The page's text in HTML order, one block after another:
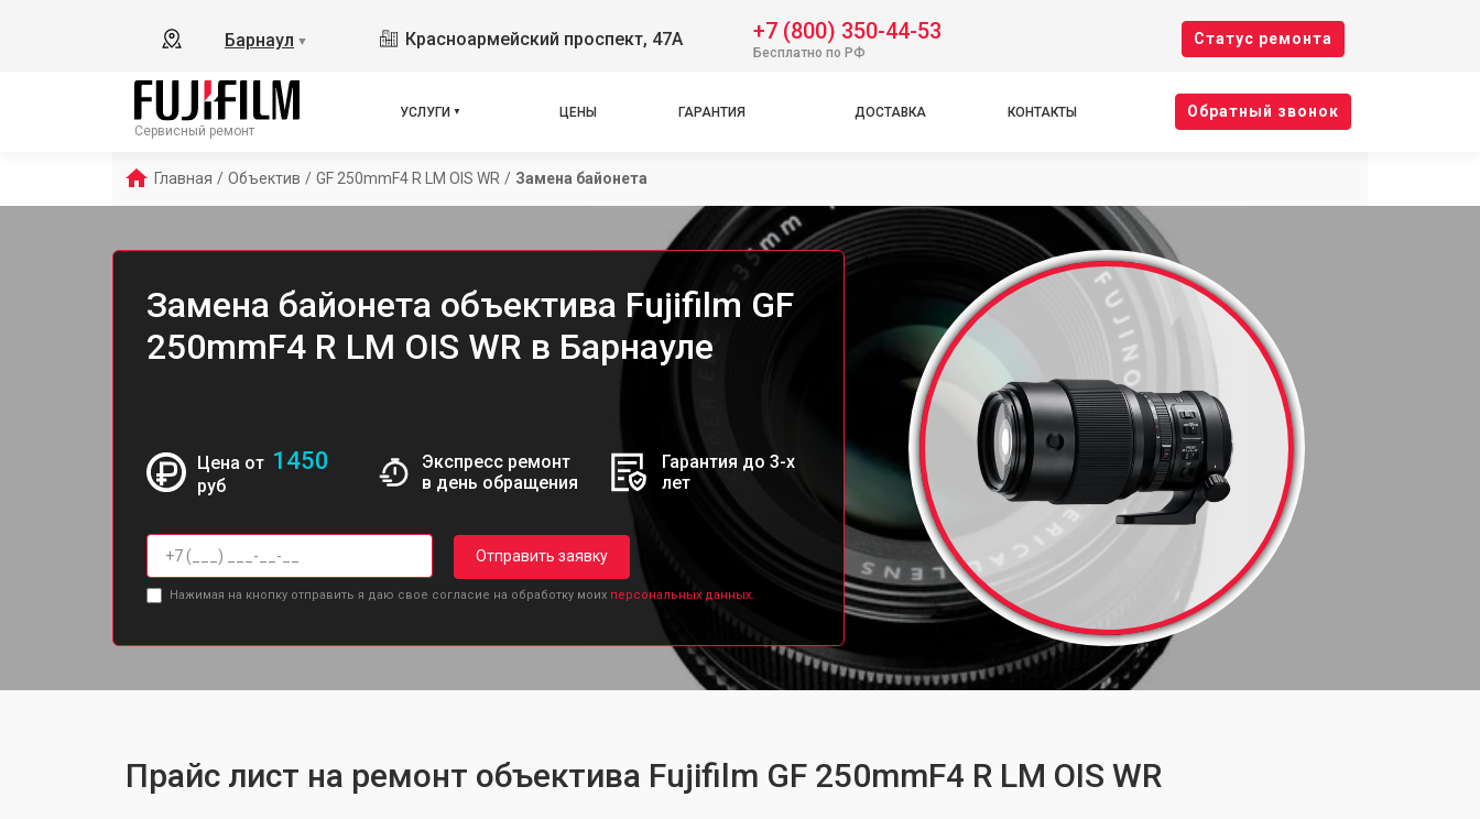
Барнаул ▼ Красноармейский проспект, 47А +7 (800) 350-44-53
Бесплатно по РФ
Cтатус ремонта
Сервисный ремонт
УСЛУГИ ЦЕНЫ ГАРАНТИЯ ДОСТАВКА КОНТАКТЫ Oбратный звонок
Главная / Объектив / GF 250mmF4 R LM OIS WR / Замена байонета
Замена байонета объектива Fujifilm GF
250mmF4 R LM OIS WR в Барнауле
Цена от 1450
руб
Экспресс ремонт
в день обращения
Гарантия до 3-х
лет
Отправить заявку
Нажимая на кнопку отправить я даю свое согласие на обработку моих персональных данных.
Прайс лист на ремонт объектива Fujifilm GF 250mmF4 R LM OIS WR